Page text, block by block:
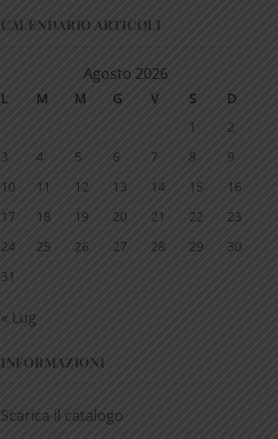
CALENDARIO ARTICOLI
Agosto 2026
L M M G V S
D
1
2
3
4 5 6 7 8
9
10
11 12 13 14 15
16
17
18 19 20 21 22
23
24
25 26 27 28 29
30
31
« Lug
INFORMAZIONI
Scarica il catalogo